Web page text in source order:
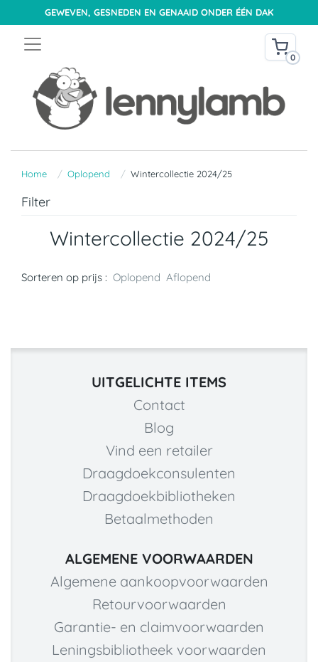
GEWEVEN, GESNEDEN EN GENAAID ONDER ÉÉN DAK
0
Home Oplopend Wintercollectie 2024/25
Filter
Wintercollectie 2024/25
Sorteren op prijs : Oplopend Aflopend
UITGELICHTE ITEMS
Contact
Blog
Vind een retailer
Draagdoekconsulenten
Draagdoekbibliotheken
Betaalmethoden
ALGEMENE VOORWAARDEN
Algemene aankoopvoorwaarden
Retourvoorwaarden
Garantie- en claimvoorwaarden
Leningsbibliotheek voorwaarden